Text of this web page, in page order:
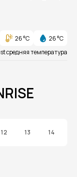
26 °C
26 °C
средняя температура
12 13 14